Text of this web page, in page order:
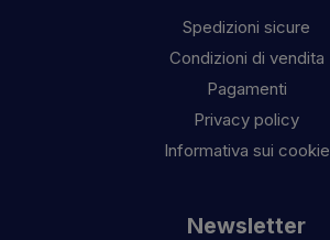
Spedizioni sicure
Condizioni di vendita
Pagamenti
Privacy policy
Informativa sui cookie
Newsletter